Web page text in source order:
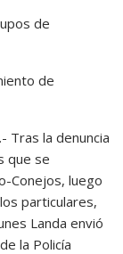
de
de
Tras la denuncia
que se
Conejos, luego
particulares,
Landa envió
la Policía